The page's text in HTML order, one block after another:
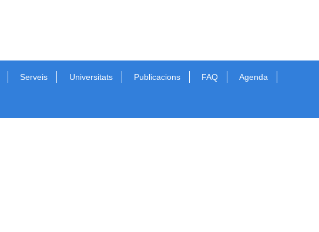
Serveis Universitats Publicacions FAQ Agenda